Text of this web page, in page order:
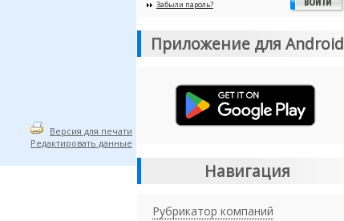
Версия для печати
Редактировать данные
Забыли пароль?
Приложение для Android
Навигация
Рубрикатор компаний